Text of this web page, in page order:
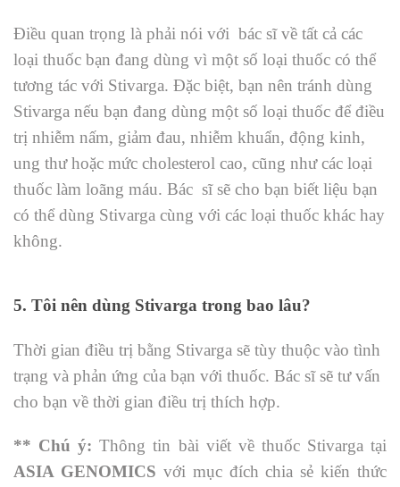
Điều quan trọng là phải nói với bác sĩ về tất cả các
loại thuốc bạn đang dùng vì một số loại thuốc có thể
tương tác với Stivarga. Đặc biệt, bạn nên tránh dùng
Stivarga nếu bạn đang dùng một số loại thuốc để điều
trị nhiễm nấm, giảm đau, nhiễm khuẩn, động kinh,
ung thư hoặc mức cholesterol cao, cũng như các loại
thuốc làm loãng máu. Bác sĩ sẽ cho bạn biết liệu bạn
có thể dùng Stivarga cùng với các loại thuốc khác hay
không.
5. Tôi nên dùng Stivarga trong bao lâu?
Thời gian điều trị bằng Stivarga sẽ tùy thuộc vào tình
trạng và phản ứng của bạn với thuốc. Bác sĩ sẽ tư vấn
cho bạn về thời gian điều trị thích hợp.
** Chú ý: Thông tin bài viết về thuốc Stivarga tại
ASIA GENOMICS với mục đích chia sẻ kiến thức